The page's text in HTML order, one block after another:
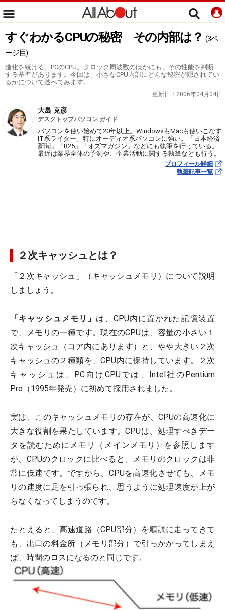
すぐわかるCPUの秘密 その内部は？ (3ペ
ージ目)
進化を続ける、PCのCPU。クロック周波数のほかにも、その性能を判断
する基準があります。今回は、小さなCPU内部にどんな秘密が隠されてい
るかについて述べてみます。
更新日： 2006年04月04日
大島 克彦
デスクトップパソコン ガイド
パソコンを使い始めて20年以上。WindowsもMacも使いこなす
IT系ライター。特にオーディオ系パソコンに強い。「日本経済
新聞」「R25」「オズマガジン」などにも執筆を行っている。
最近は業界全体の予測や、企業活動に関する執筆なども行う。
プロフィール詳細
執筆記事一覧
２次キャッシュとは？
「２次キャッシュ」（キャッシュメモリ）について説明
しましょう。
「キャッシュメモリ」 は、CPU内に置かれた記憶装置
で、メモリの一種です。現在のCPUは、容量の小さい１
次キャッシュ（コア内にあります）と、やや大きい２次
キャッシュの２種類を、CPU内に保持しています。２次
キャッシュは、PC向けCPUでは、Intel社のPentium
Pro（1995年発売）に初めて採用されました。
実は、このキャッシュメモリの存在が、CPUの高速化に
大きな役割を果たしています。CPUは、処理すべきデー
タを読むためにメモリ（メインメモリ）を参照します
が、CPUのクロックに比べると、メモリのクロックは非
常に低速です。ですから、CPUを高速化させても、メモ
リの速度に足を引っ張られ、思うように処理速度が上が
らなくなってしまうのです。
たとえると、高速道路（CPU部分）を順調に走ってきて
も、出口の料金所（メモリ部分）で引っかかってしまえ
ば、時間のロスになるのと同じです。